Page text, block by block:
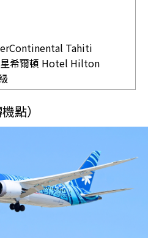
Tahiti
希爾頓 Hotel Hilton
點）